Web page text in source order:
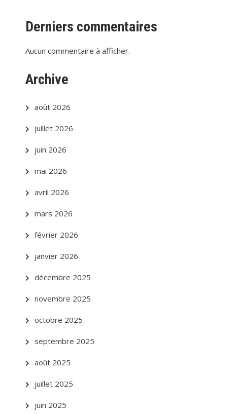
Derniers commentaires
Aucun commentaire à afficher.
Archive
août 2026
juillet 2026
juin 2026
mai 2026
avril 2026
mars 2026
février 2026
janvier 2026
décembre 2025
novembre 2025
octobre 2025
septembre 2025
août 2025
juillet 2025
juin 2025